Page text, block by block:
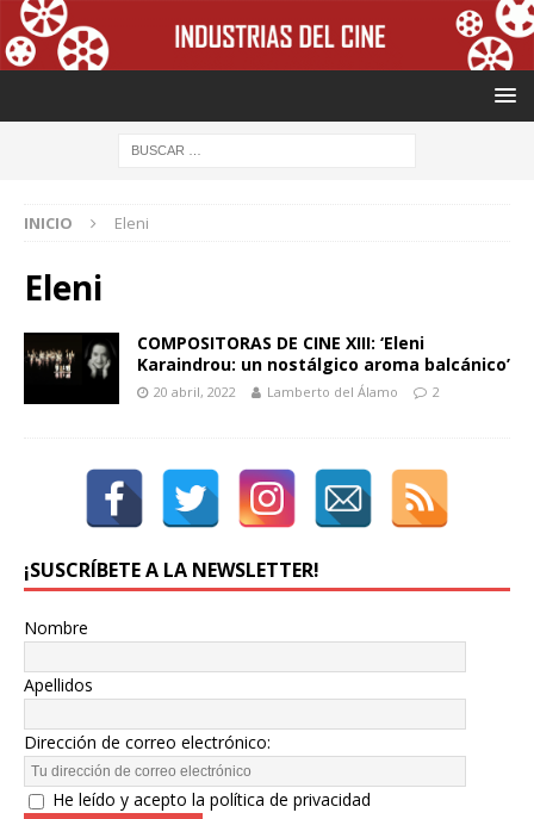
INICIO Eleni
Eleni
COMPOSITORAS DE CINE XIII: ‘Eleni
Karaindrou: un nostálgico aroma balcánico’
20 abril, 2022 Lamberto del Álamo 2
¡SUSCRÍBETE A LA NEWSLETTER!
Nombre
Apellidos
Dirección de correo electrónico:
He leído y acepto la política de privacidad